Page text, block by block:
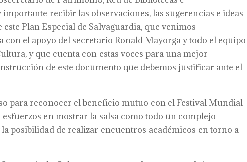
recibir las observaciones, las sugerencias e ideas
Plan Especial de Salvaguardia, que venimos
con el apoyo del secretario Ronald Mayorga y todo el equipo
y que cuenta con estas voces para una mejor
de este documento que debemos justificar ante el
para reconocer el beneficio mutuo con el Festival Mundial
esfuerzos en mostrar la salsa como todo un complejo
posibilidad de realizar encuentros académicos en torno a